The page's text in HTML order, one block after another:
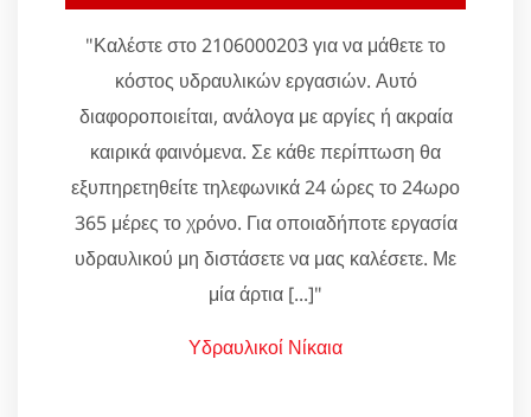
"Καλέστε στο 2106000203 για να μάθετε το
κόστος υδραυλικών εργασιών. Αυτό
διαφοροποιείται, ανάλογα με αργίες ή ακραία
καιρικά φαινόμενα. Σε κάθε περίπτωση θα
εξυπηρετηθείτε τηλεφωνικά 24 ώρες το 24ωρο
365 μέρες το χρόνο. Για οποιαδήποτε εργασία
υδραυλικού μη διστάσετε να μας καλέσετε. Με
μία άρτια [...]"
Υδραυλικοί Νίκαια